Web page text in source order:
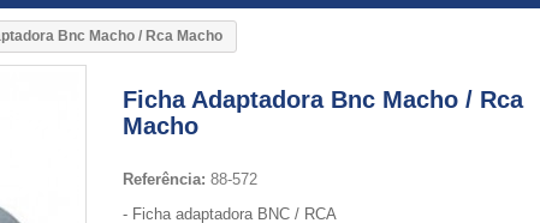
Bnc Macho / Rca Macho
Ficha Adaptadora Bnc Macho / Rca
Macho
Referência: 88-572
- Ficha adaptadora BNC / RCA